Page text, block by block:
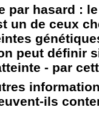
par hasard :
un de ceux
peut définir
- par
ils